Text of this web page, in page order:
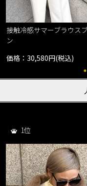
接触冷感サマーブラウス
ン
価格：30,580円(税込)
1位